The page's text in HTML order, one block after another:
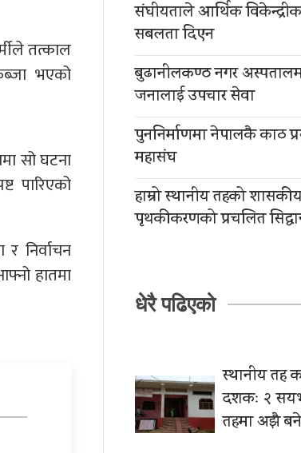
तत्काल
भएको
सो घटना
पारिएको
निर्वाचन
हातमा
संघीयताले आर्थिक
सबलता दिएन
बुढानीलकण्ठ नगर
जनालाई उपचार सेवा
पुननिर्माणमा नेपालकै काठ
महासंघ
हाम्रो स्थानीय तहको
पृथकीकरणको प्रचलित
धेरै पढिएको
स्थानीय तह
दशकः २
तहमा अझै